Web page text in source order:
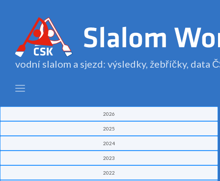
vodní slalom a sjezd: výsledky, žebříčky, data
2026
2025
2024
2023
2022